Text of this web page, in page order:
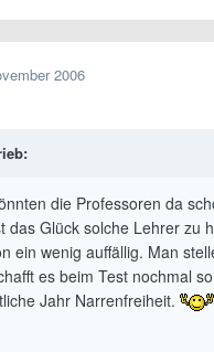
2006
die Professoren da
das Glück solche Lehrer zu
ein wenig auffällig. Man
es beim Test nochmal
Jahr Narrenfreiheit.